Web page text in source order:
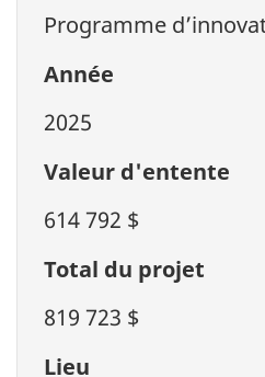
Programme
Année
2025
Valeur d'entente
614 792 $
Total du projet
819 723 $
Lieu